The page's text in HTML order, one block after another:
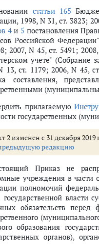
или ликвидации
учреждения, подлежащая
статьи 165
1998, N 31, ст. 3823;
4и 5 постановления
Российской
2007, N 45, ст. 5491;
учете" (Собрание
13, ст. 1179; 2006, N 45,
составления,
прилагаемую
государственных
2 изменен с 31 декабря 2019
редакцию
Приказ не
учреждения в части
полномочий
государственной власти
обязательств
образования
органов),